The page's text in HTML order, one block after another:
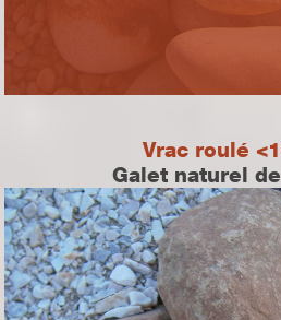
Vrac roulé
Galet naturel